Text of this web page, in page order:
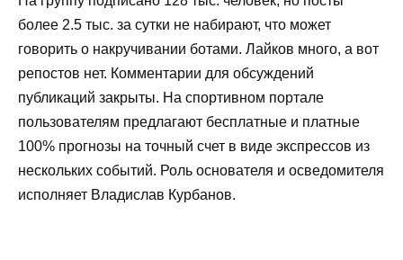
более 2.5 тыс. за сутки не набирают, что может
говорить о накручивании ботами. Лайков много, а вот
репостов нет. Комментарии для обсуждений
публикаций закрыты. На спортивном портале
пользователям предлагают бесплатные и платные
100% прогнозы на точный счет в виде экспрессов из
нескольких событий. Роль основателя и осведомителя
исполняет Владислав Курбанов.